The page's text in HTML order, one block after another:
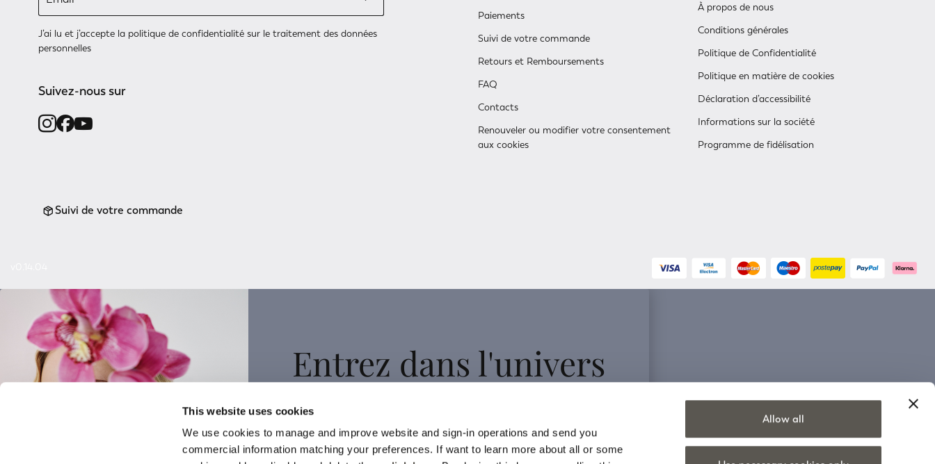
This website uses cookies
We use cookies to manage and improve website and sign-in operations and send you
commercial information matching your preferences. If want to learn more about all or some
Allow all
J’ai lu et j’accepte la politique de confidentialité sur le traitement des données
personnelles
Suivez-nous sur
Suivi de votre commande
Paiements
Suivi de votre commande
Retours et Remboursements
FAQ
Contacts
Renouveler ou modifier votre consentement
aux cookies
À propos de nous
Conditions générales
Politique de Confidentialité
Politique en matière de cookies
Déclaration d’accessibilité
Informations sur la société
Programme de fidélisation
Entrez dans l'univers